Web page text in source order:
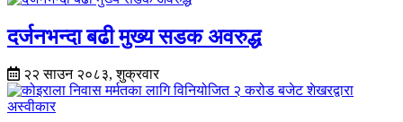
दर्जनभन्दा बढी मुख्य सडक अवरुद्ध
२२ साउन २०८३, शुक्रवार